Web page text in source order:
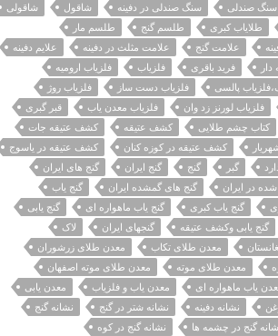
سنگ صندلی سنگ صندلی در دفینه شاقول
شاقولی
طلایاب کبری طلسم گنج
طلسم مار
علامت گنج علامت مثلث در دفینه
علایم دفینه
دار فرید باقری فلزیاب
فلزیاب ارومیه
پالسی فلزیاب دست ساز
فلزیاب روژ
فلزیاب لورنز زد وان فلزیاب معدن یاب
قبر گبری
کتاب چشم طلایی کشف عتیقه
کشف عتیقه جات
کشف عتیقه در کوزه کنان
کشف عتیقه در یاسوج
گبر گنج گنج ایران
گنج های ایران
در ایران گنج های گمشده ایران
گنج یاب
گنج یاب کبری گنج یاب ماهواره ای
گنج یابی
گنج یابی وکشف عتیقه گنجهای ایران
لاک
معدن طلای تکاب
معدن طلای زرشوران
معدن طلای موته
معدن طلای موته اصفهان
یاب ماهواره ای معدن یاب و فلزیاب
معدن یابی
نشانه دفینه نشانه شتر در گنج
نشانه گنج
گنج در چشمه ها
نشانه گنج در کوه